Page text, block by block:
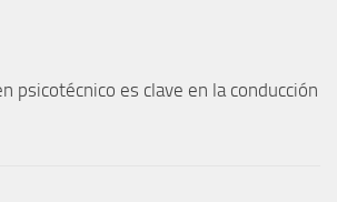
psicotécnico es clave en la conducción